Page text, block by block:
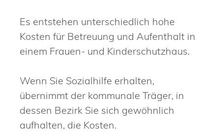
Es entstehen unterschiedlich hohe
Kosten für Betreuung und Aufenthalt in
einem Frauen- und Kinderschutzhaus.
Wenn Sie Sozialhilfe erhalten,
übernimmt der kommunale Träger, in
dessen Bezirk Sie sich gewöhnlich
aufhalten, die Kosten.